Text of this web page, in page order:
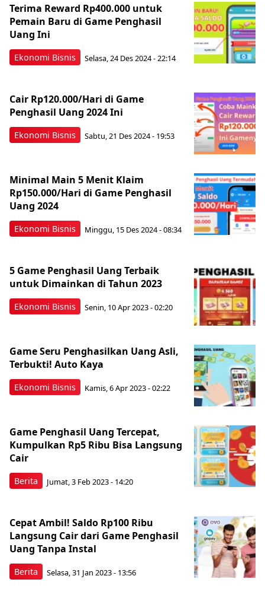
Ekonomi Bisnis
Terima Reward Rp400.000 untuk
Pemain Baru di Game Penghasil
Uang Ini
Selasa, 24 Des 2024 - 22:14
Ekonomi Bisnis
Cair Rp120.000/Hari di Game
Penghasil Uang 2024 Ini
Sabtu, 21 Des 2024 - 19:53
Ekonomi Bisnis
Minimal Main 5 Menit Klaim
Rp150.000/Hari di Game Penghasil
Uang 2024
Minggu, 15 Des 2024 - 08:34
Ekonomi Bisnis
5 Game Penghasil Uang Terbaik
untuk Dimainkan di Tahun 2023
Senin, 10 Apr 2023 - 02:20
Ekonomi Bisnis
Game Seru Penghasilkan Uang Asli,
Terbukti! Auto Kaya
Kamis, 6 Apr 2023 - 02:22
Berita
Game Penghasil Uang Tercepat,
Kumpulkan Rp5 Ribu Bisa Langsung
Cair
Jumat, 3 Feb 2023 - 14:20
Berita
Cepat Ambil! Saldo Rp100 Ribu
Langsung Cair dari Game Penghasil
Uang Tanpa Instal
Selasa, 31 Jan 2023 - 13:56